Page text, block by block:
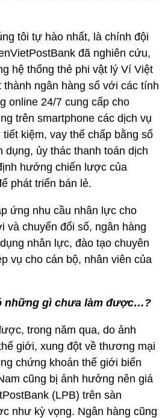
tôi tự hào nhất, là chính đội
đã nghiên cứu,
hệ thống thẻ phi vật lý Ví Việt
thành ngân hàng số với các tính
online 24/7 cung cấp cho
trên smartphone các dịch vụ
kiệm, vay thế chấp bằng sổ
dụng, ủy thác thanh toán dịch
hướng chiến lược của
phát triển bán lẻ.
ứng nhu cầu nhân lực cho
và chuyển đổi số, ngân hàng
nhân lực, đào tạo chuyên
vụ cho cán bộ, nhân viên của
những gì chưa làm được…?
trong năm qua, do ảnh
giới, xung đột về thương mại
chứng khoán thế giới biến
cũng bị ảnh hưởng nên giá
(LPB) trên sàn
như kỳ vọng. Ngân hàng cũng